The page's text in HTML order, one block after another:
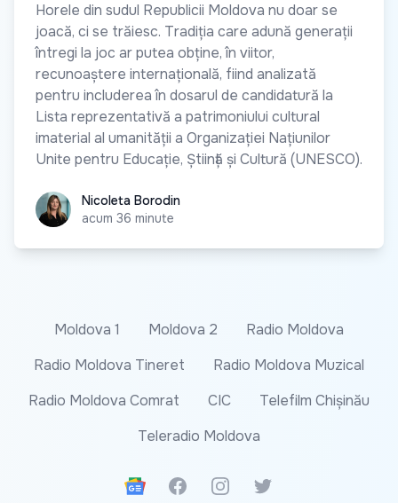
Horele din sudul Republicii Moldova nu doar se
joacă, ci se trăiesc. Tradiția care adună generații
întregi la joc ar putea obține, în viitor,
recunoaștere internațională, fiind analizată
pentru includerea în dosarul de candidatură la
Lista reprezentativă a patrimoniului cultural
imaterial al umanității a Organizației Națiunilor
Unite pentru Educație, Știință și Cultură (UNESCO).
Nicoleta Borodin
Nicoleta Borodin
acum 36 minute
Moldova 1 Moldova 2
Radio Moldova
Radio Moldova Tineret
Radio Moldova Muzical
Radio Moldova Comrat
CIC
Telefilm Chișinău
Teleradio Moldova
Google News
FacebookInstagramTwitter